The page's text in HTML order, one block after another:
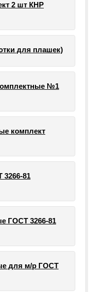
2 шт КНР
для плашек)
№1
комплект
81
ГОСТ 3266-81
для м/р ГОСТ